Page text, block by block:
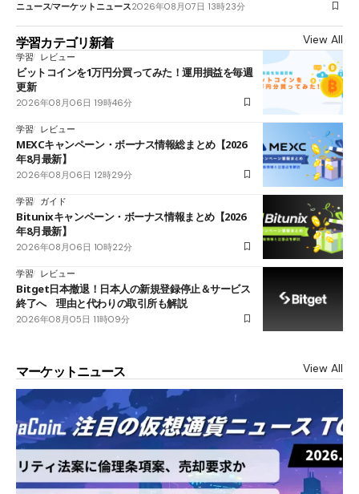
ニュースマーケットニュース2026年08月07日 13時23分
学習カテゴリ新着 View All
学習 レビュー
ビットコインを1万円分買ってみた！運用損益を毎週
更新
2026年08月06日 19時46分
学習 レビュー
MEXCキャンペーン・ボーナス情報総まとめ【2026
年8月最新】
2026年08月06日 12時29分
学習 ガイド
Bitunixキャンペーン・ボーナス情報まとめ【2026
年8月最新】
2026年08月06日 10時22分
学習 レビュー
Bitget日本撤退！日本人の新規登録停止＆サービス
終了へ 理由と代わりの取引所も解説
2026年08月05日 11時09分
マーケットニュース View All